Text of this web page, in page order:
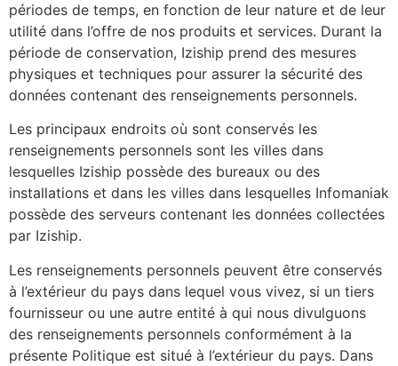
périodes de temps, en fonction de leur nature et de leur
utilité dans l’offre de nos produits et services. Durant la
période de conservation, Iziship prend des mesures
physiques et techniques pour assurer la sécurité des
données contenant des renseignements personnels.
Les principaux endroits où sont conservés les
renseignements personnels sont les villes dans
lesquelles Iziship possède des bureaux ou des
installations et dans les villes dans lesquelles Infomaniak
possède des serveurs contenant les données collectées
par Iziship.
Les renseignements personnels peuvent être conservés
à l’extérieur du pays dans lequel vous vivez, si un tiers
fournisseur ou une autre entité à qui nous divulguons
des renseignements personnels conformément à la
présente Politique est situé à l’extérieur du pays. Dans